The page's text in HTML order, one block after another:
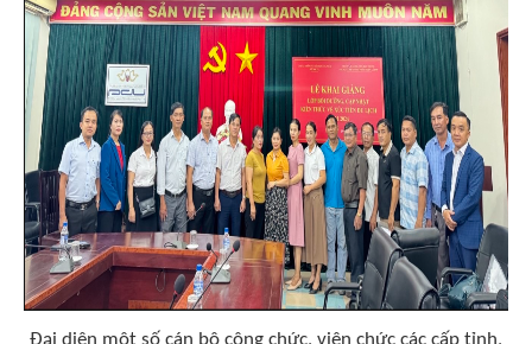
Đại diện một số cán bộ công chức, viên chức các cấp tỉnh,